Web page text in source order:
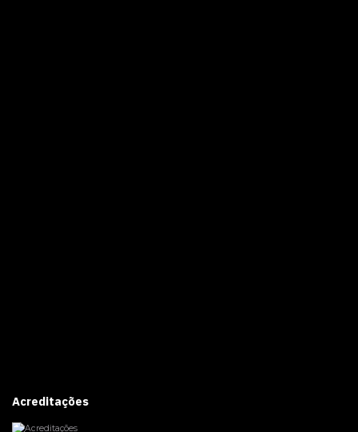
Acreditações